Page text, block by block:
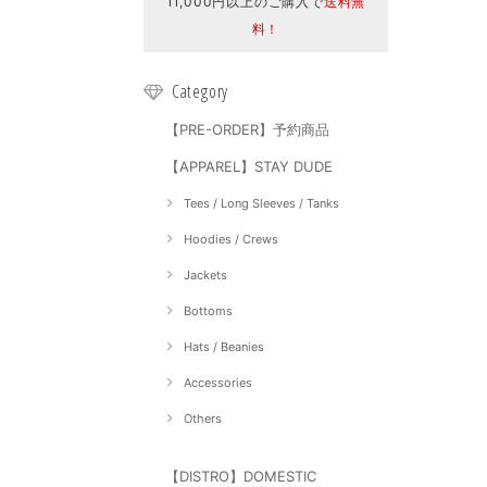
料！
Category
【PRE-ORDER】予約商品
【APPAREL】STAY DUDE
Tees / Long Sleeves / Tanks
Hoodies / Crews
Jackets
Bottoms
Hats / Beanies
Accessories
Others
【DISTRO】DOMESTIC